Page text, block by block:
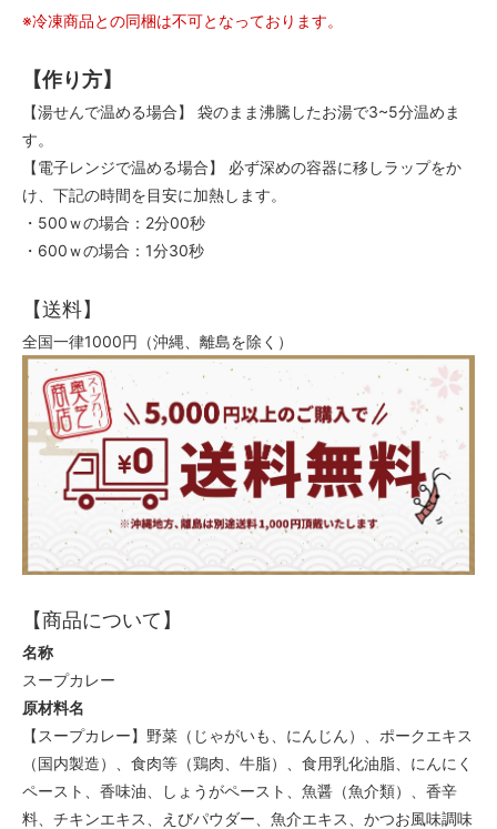
※冷凍商品との同梱は不可となっております。
【作り方】
【湯せんで温める場合】 袋のまま沸騰したお湯で3~5分温めま
す。
【電子レンジで温める場合】 必ず深めの容器に移しラップをか
け、下記の時間を目安に加熱します。
・500ｗの場合：2分00秒
・600ｗの場合：1分30秒
【送料】
全国一律1000円（沖縄、離島を除く）
【商品について】
名称
スープカレー
原材料名
【スープカレー】野菜（じゃがいも、にんじん）、ポークエキス
（国内製造）、食肉等（鶏肉、牛脂）、食用乳化油脂、にんにく
ペースト、香味油、しょうがペースト、魚醤（魚介類）、香辛
料、チキンエキス、えびパウダー、魚介エキス、かつお風味調味